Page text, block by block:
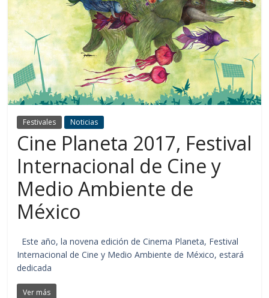
Festivales Noticias
Cine Planeta 2017, Festival
Internacional de Cine y
Medio Ambiente de
México
Este año, la novena edición de Cinema Planeta, Festival
Internacional de Cine y Medio Ambiente de México, estará
dedicada
Ver más